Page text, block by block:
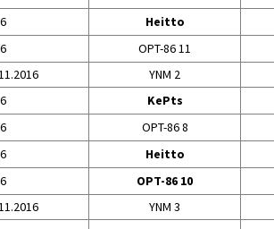
Heitto
OPT-86 11
YNM 2
KePts
OPT-86 8
Heitto
OPT-86 10
YNM 3